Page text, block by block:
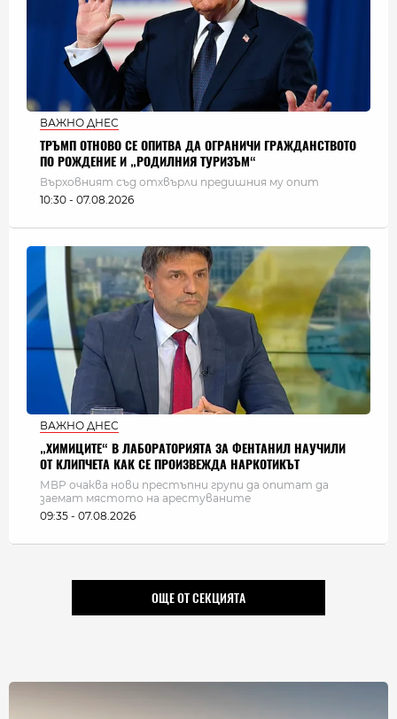
ВАЖНО ДНЕС
ТРЪМП ОТНОВО СЕ ОПИТВА ДА ОГРАНИЧИ ГРАЖДАНСТВОТО
ПО РОЖДЕНИЕ И „РОДИЛНИЯ ТУРИЗЪМ“
Върховният съд отхвърли предишния му опит
10:30 - 07.08.2026
ВАЖНО ДНЕС
„ХИМИЦИТЕ“ В ЛАБОРАТОРИЯТА ЗА ФЕНТАНИЛ НАУЧИЛИ
ОТ КЛИПЧЕТА КАК СЕ ПРОИЗВЕЖДА НАРКОТИКЪТ
МВР очаква нови престъпни групи да опитат да
заемат мястото на арестуваните
09:35 - 07.08.2026
ОЩЕ ОТ СЕКЦИЯТА